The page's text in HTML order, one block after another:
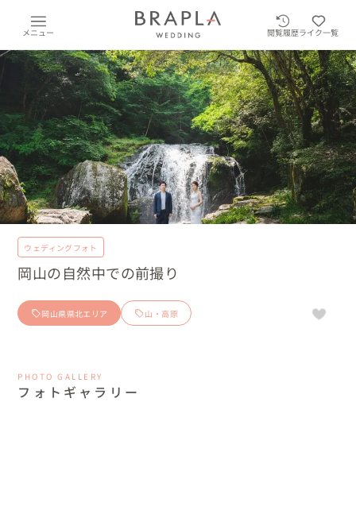
メニュー 閲覧履歴ライク一覧
ウェディングフォト
岡山の自然中での前撮り
岡山県県北エリア 山・高原
PHOTO GALLERY
フォトギャラリー